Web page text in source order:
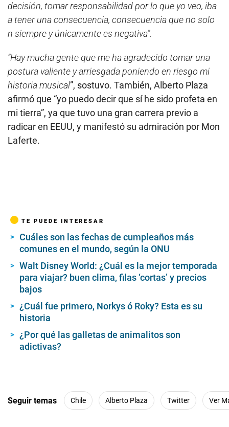
decisión, tomar responsabilidad por lo que yo veo, iba
a tener una consecuencia, consecuencia que no solo
n siempre y únicamente es negativa”.
“Hay mucha gente que me ha agradecido tomar una
postura valiente y arriesgada poniendo en riesgo mi
historia musical”, sostuvo. También, Alberto Plaza
afirmó que “yo puedo decir que sí he sido profeta en
mi tierra”, ya que tuvo una gran carrera previo a
radicar en EEUU, y manifestó su admiración por Mon
Laferte.
TE PUEDE INTERESAR
Cuáles son las fechas de cumpleaños más
comunes en el mundo, según la ONU
Walt Disney World: ¿Cuál es la mejor temporada
para viajar? buen clima, filas ‘cortas’ y precios
bajos
¿Cuál fue primero, Norkys ó Roky? Esta es su
historia
¿Por qué las galletas de animalitos son
adictivas?
Seguir temas Chile Alberto Plaza Twitter Ver